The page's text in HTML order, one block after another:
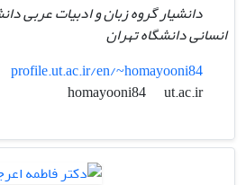
دانشیار گروه زبان و ادبیات عربی
انسانی دانشگاه تهران
profile.ut.ac.ir/en/~homayooni84
homayooni84
ut.ac.ir